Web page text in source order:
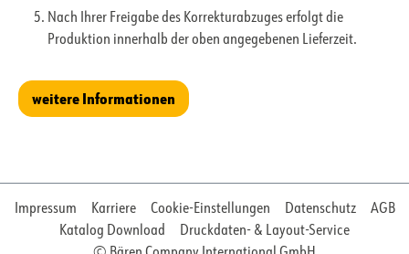
Nach Ihrer Freigabe des Korrekturabzuges erfolgt die
Produktion innerhalb der oben angegebenen Lieferzeit.
weitere Informationen
Impressum Karriere Cookie-Einstellungen Datenschutz
AGB
Katalog Download
Druckdaten- & Layout-Service